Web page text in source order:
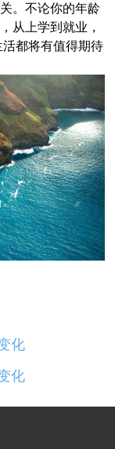
。不论你的年龄
从上学到就业，
都将有值得期待
化
化